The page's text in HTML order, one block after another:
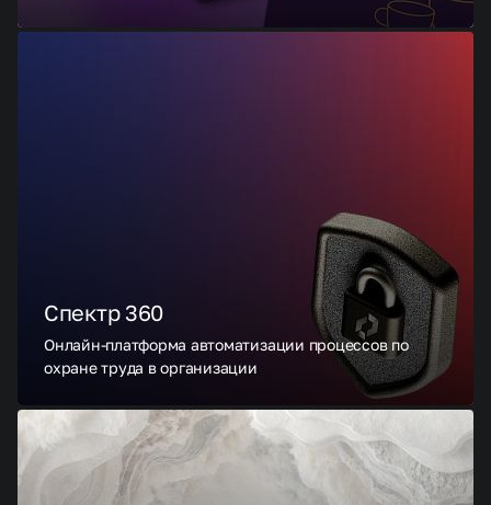
Спектр 360
Онлайн-платформа автоматизации процессов по
охране труда в организации